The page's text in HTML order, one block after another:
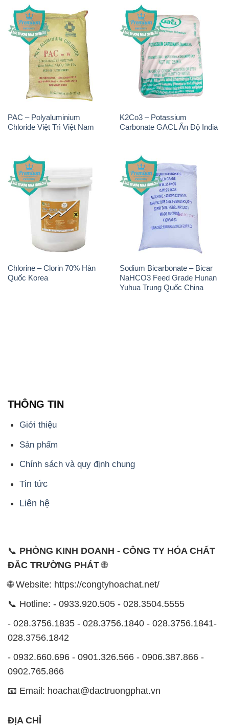
PAC – Polyaluminium
Chloride Việt Trì Việt Nam
K2Co3 – Potassium
Carbonate GACL Ấn Độ India
Chlorine – Clorin 70% Hàn
Quốc Korea
Sodium Bicarbonate – Bicar
NaHCO3 Feed Grade Hunan
Yuhua Trung Quốc China
THÔNG TIN
Giới thiệu
Sản phẩm
Chính sách và quy định chung
Tin tức
Liên hệ
📞 PHÒNG KINH DOANH - CÔNG TY HÓA CHẤT
ĐẮC TRƯỜNG PHÁT🌐
🌐 Website: https://congtyhoachat.net/
📞 Hotline: - 0933.920.505 - 028.3504.5555
- 028.3756.1835 - 028.3756.1840 - 028.3756.1841-
028.3756.1842
- 0932.660.696 - 0901.326.566 - 0906.387.866 -
0902.765.866
📧 Email: hoachat@dactruongphat.vn
ĐỊA CHỈ